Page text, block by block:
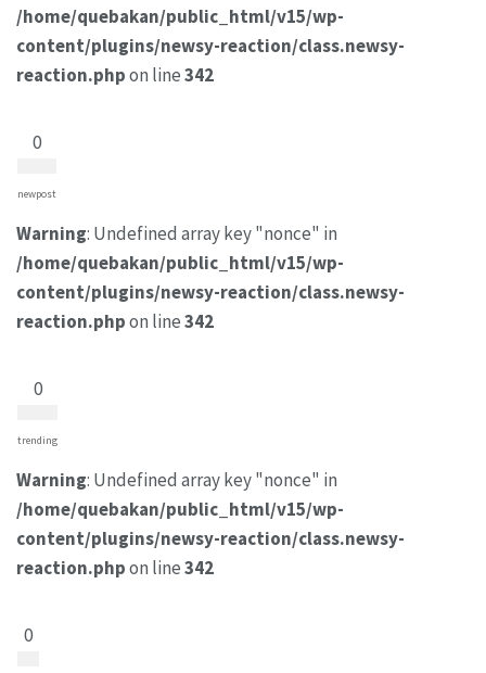
/home/quebakan/public_html/v15/wp-
content/plugins/newsy-reaction/class.newsy-
reaction.phpon line342
0
newpost
Warning: Undefined array key "nonce" in
/home/quebakan/public_html/v15/wp-
content/plugins/newsy-reaction/class.newsy-
reaction.phpon line342
0
trending
Warning: Undefined array key "nonce" in
/home/quebakan/public_html/v15/wp-
content/plugins/newsy-reaction/class.newsy-
reaction.phpon line342
0